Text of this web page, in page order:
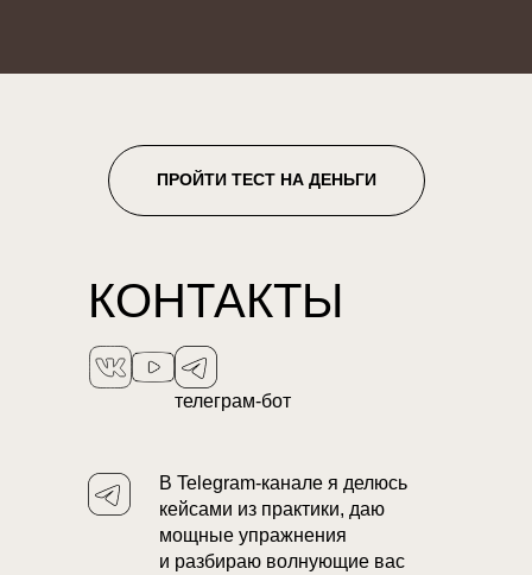
ПРОЙТИ ТЕСТ НА ДЕНЬГИ
телеграм-бот
КОНТАКТЫ
В Telegram-канале я делюсь
кейсами из практики, даю
мощные упражнения
и разбираю волнующие вас